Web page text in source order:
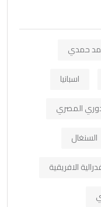
حمدي
اسبانيا
المصري
السنغال
الافريقية